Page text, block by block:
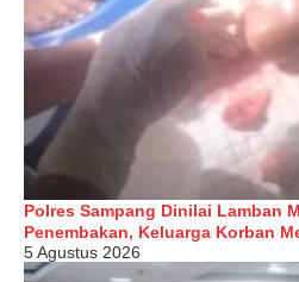
Polres Sampang Dinilai Lamban
Penembakan, Keluarga Korban
5 Agustus 2026